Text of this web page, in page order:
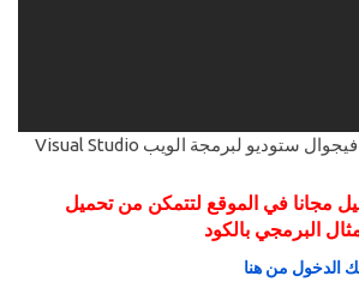
تحميل برنامج البرمجة فيجوال ستوديو لبرمجة الويب Visual Studio
مجانا في الموقع لتتمكن من تحميل
البرمجي بالكود
الدخول من هنا